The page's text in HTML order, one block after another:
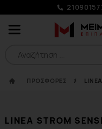
ΠΡΟΣΦΟΡΕΣ /
LINEA STROM